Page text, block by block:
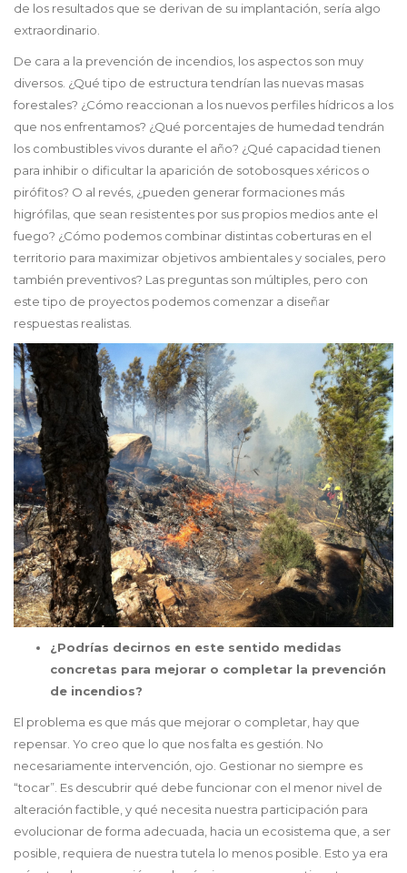
de los resultados que se derivan de su implantación, sería algo
extraordinario.
De cara a la prevención de incendios, los aspectos son muy
diversos. ¿Qué tipo de estructura tendrían las nuevas masas
forestales? ¿Cómo reaccionan a los nuevos perfiles hídricos a los
que nos enfrentamos? ¿Qué porcentajes de humedad tendrán
los combustibles vivos durante el año? ¿Qué capacidad tienen
para inhibir o dificultar la aparición de sotobosques xéricos o
pirófitos? O al revés, ¿pueden generar formaciones más
higrófilas, que sean resistentes por sus propios medios ante el
fuego? ¿Cómo podemos combinar distintas coberturas en el
territorio para maximizar objetivos ambientales y sociales, pero
también preventivos? Las preguntas son múltiples, pero con
este tipo de proyectos podemos comenzar a diseñar
respuestas realistas.
¿Podrías decirnos en este sentido medidas
concretas para mejorar o completar la prevención
de incendios?
El problema es que más que mejorar o completar, hay que
repensar. Yo creo que lo que nos falta es gestión. No
necesariamente intervención, ojo. Gestionar no siempre es
“tocar”. Es descubrir qué debe funcionar con el menor nivel de
alteración factible, y qué necesita nuestra participación para
evolucionar de forma adecuada, hacia un ecosistema que, a ser
posible, requiera de nuestra tutela lo menos posible. Esto ya era